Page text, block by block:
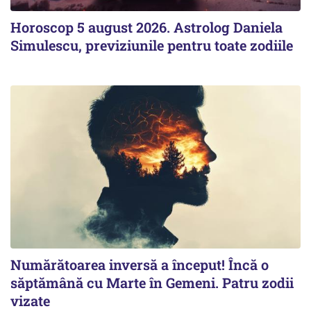
Horoscop 5 august 2026. Astrolog Daniela
Simulescu, previziunile pentru toate zodiile
Numărătoarea inversă a început! Încă o
săptămână cu Marte în Gemeni. Patru zodii
vizate